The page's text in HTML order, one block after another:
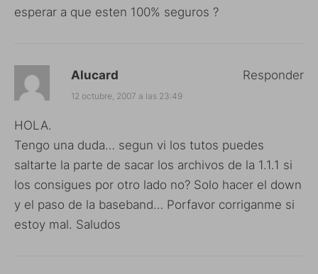
esperar a que esten 100% seguros ?
Alucard
12 octubre, 2007 a las 23:49
HOLA.
Tengo una duda… segun vi los tutos puedes
saltarte la parte de sacar los archivos de la 1.1.1 si
los consigues por otro lado no? Solo hacer el down
y el paso de la baseband… Porfavor corriganme si
estoy mal. Saludos
Responder